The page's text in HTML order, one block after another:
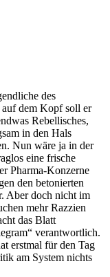
des
dem Kopf soll er
Rebellisches,
in den Hals
Nun wäre ja in der
eine frische
Pharma-Konzerne
den betonierten
Aber doch nicht im
mehr Razzien
das Blatt
verantwortlich.
erstmal für den Tag
am System nichts